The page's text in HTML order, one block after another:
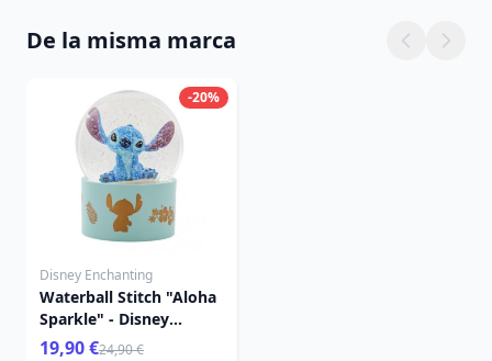
De la misma marca
-20%
Disney Enchanting
Waterball Stitch "Aloha
Sparkle" - Disney
Enchanting
19,90 €24,90 €